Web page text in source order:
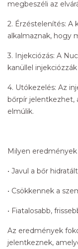
megbeszéli az
2. Érzéstelenítés:
alkalmaznak, hogy
3. Injekciózás: A
kanüllel
4. Utókezelés: Az
bőrpír jelentkezhet,
elmúlik.
Milyen
• Javul a bőr
• Csökkennek a
• Fiatalosabb,
Az eredmények
jelentkeznek,